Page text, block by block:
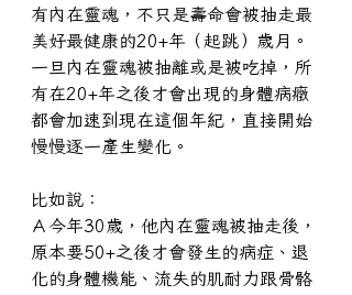
有內在靈魂，不只是壽命會被抽走最
美好最健康的20+年（起跳）歲月。
一旦內在靈魂被抽離或是被吃掉，所
有在20+年之後才會出現的身體病癥
都會加速到現在這個年紀，直接開始
慢慢逐一產生變化。
比如說：
Ａ今年30歲，他內在靈魂被抽走後，
原本要50+之後才會發生的病症、退
化的身體機能、流失的肌耐力跟骨骼